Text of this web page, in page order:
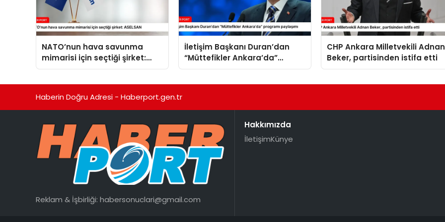
NATO’nun hava savunma
mimarisi için seçtiği şirket:
ASELSAN
İletişim Başkanı Duran’dan
“Müttefikler Ankara’da”
programı paylaşımı
CHP Ankara Milletvekili Adnan
Beker, partisinden istifa etti
Haberin Doğru Adresi - Haberport.gen.tr
Reklam & İşbirliği: habersonuclari@gmail.com
Hakkımızda
İletişimKünye